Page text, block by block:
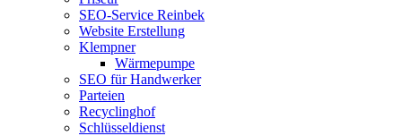
SEO-Service Reinbek
Website Erstellung
Klempner
Wärmepumpe
SEO für Handwerker
Parteien
Recyclinghof
Schlüsseldienst